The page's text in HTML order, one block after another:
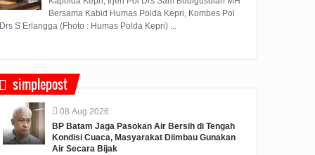
0 false false false EN-
NONE X-NONE ...
Bersama Kabid Humas Polda Kepri, Kombes Pol
Drs S Erlangga (Fhoto : Humas Polda Kepri) ...
simplepost
08 Aug 2026
BP Batam Jaga Pasokan Air Bersih di Tengah
Kondisi Cuaca, Masyarakat Diimbau Gunakan
Air Secara Bijak